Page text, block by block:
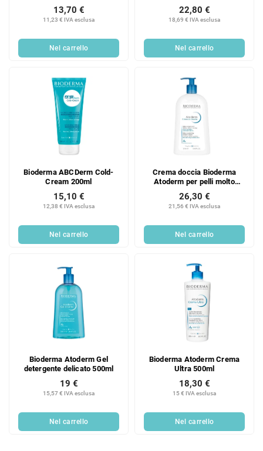
11,23 € IVA esclusa
13,70 €
Nel carrello
18,69 € IVA esclusa
22,80 €
Nel carrello
Bioderma ABCDerm Cold-
Cream 200ml
12,38 € IVA esclusa
15,10 €
Nel carrello
Crema doccia Bioderma
Atoderm per pelli molto
secche, sensibili e atopiche
Crema detergente nutritiva
protettiva 1000 ml
21,56 € IVA esclusa
26,30 €
Nel carrello
Bioderma Atoderm Gel
detergente delicato 500ml
15,57 € IVA esclusa
19 €
Nel carrello
Bioderma Atoderm Crema
Ultra 500ml
15 € IVA esclusa
18,30 €
Nel carrello